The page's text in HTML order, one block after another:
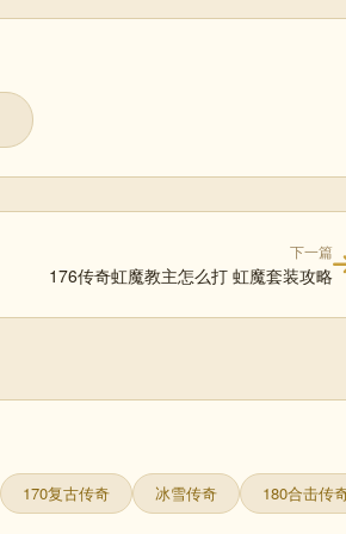
下一篇
176传奇虹魔教主怎么打 虹魔套装攻略
170复古传奇 冰雪传奇 180合击传